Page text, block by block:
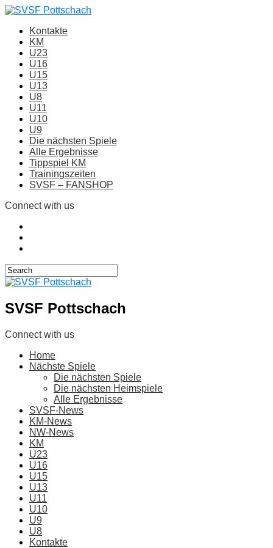
Kontakte
KM
U23
U16
U15
U13
U8
U11
U10
U9
Die nächsten Spiele
Alle Ergebnisse
Tippspiel KM
Trainingszeiten
SVSF – FANSHOP
Connect with us
SVSF Pottschach
Connect with us
Home
Nächste Spiele
Die nächsten Spiele
Die nächsten Heimspiele
Alle Ergebnisse
SVSF-News
KM-News
NW-News
KM
U23
U16
U15
U13
U11
U10
U9
U8
Kontakte